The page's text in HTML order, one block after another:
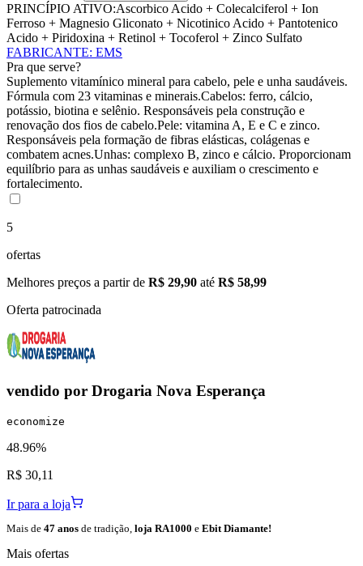
PRINCÍPIO ATIVO:Ascorbico Acido + Colecalciferol + Ion
Ferroso + Magnesio Gliconato + Nicotinico Acido + Pantotenico
Acido + Piridoxina + Retinol + Tocoferol + Zinco Sulfato
FABRICANTE: EMS
Pra que serve?
Suplemento vitamínico mineral para cabelo, pele e unha saudáveis.
Fórmula com 23 vitaminas e minerais.Cabelos: ferro, cálcio,
potássio, biotina e selênio. Responsáveis pela construção e
renovação dos fios de cabelo.Pele: vitamina A, E e C e zinco.
Responsáveis pela formação de fibras elásticas, colágenas e
combatem acnes.Unhas: complexo B, zinco e cálcio. Proporcionam
equilíbrio para as unhas saudáveis e auxiliam o crescimento e
fortalecimento.
5
ofertas
Melhores preços a partir de R$ 29,90 até R$ 58,99
Oferta patrocinada
vendido por Drogaria Nova Esperança
economize
48.96%
R$ 30,11
Ir para a loja
Mais de 47 anos de tradição, loja RA1000 e Ebit Diamante!
Mais ofertas